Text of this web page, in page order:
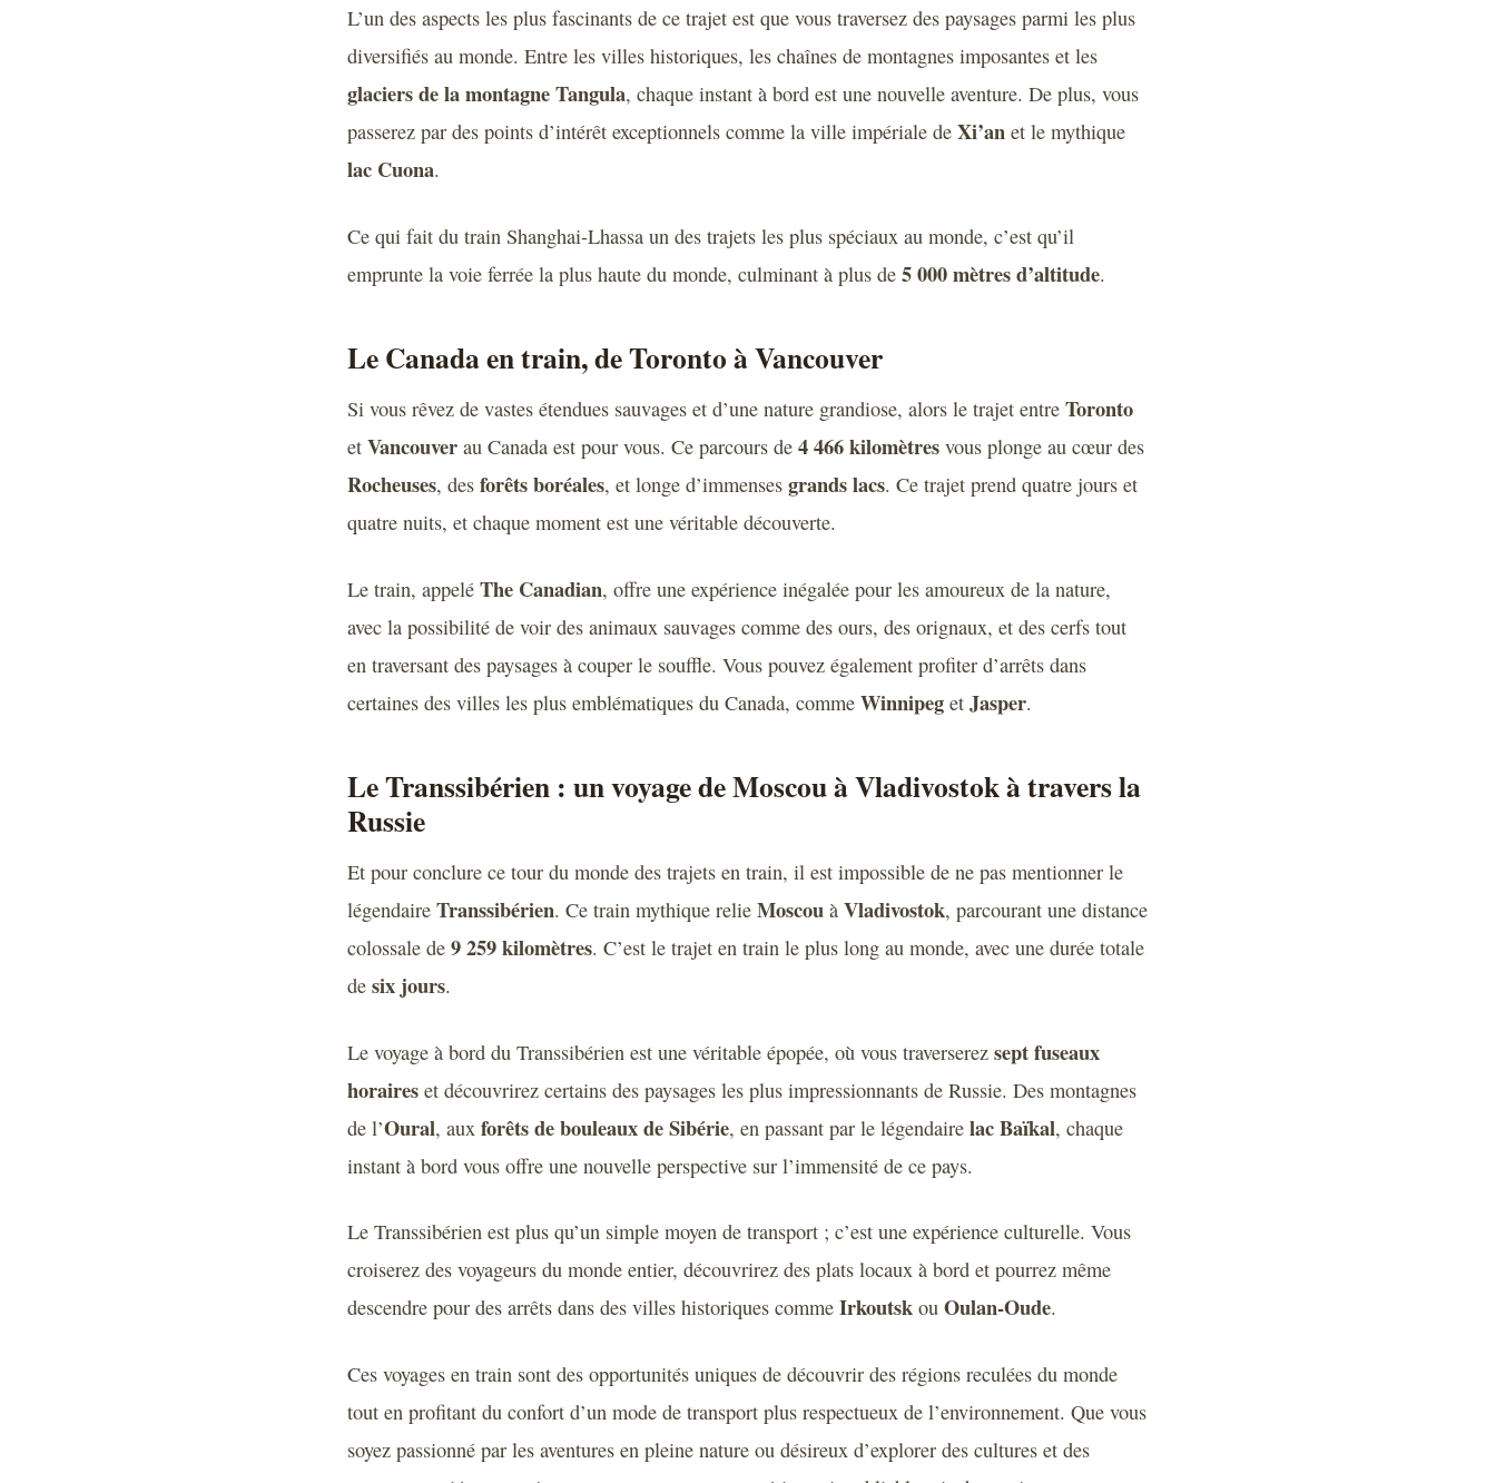
L’un des aspects les plus fascinants de ce trajet est que vous traversez des paysages parmi les plus
diversifiés au monde. Entre les villes historiques, les chaînes de montagnes imposantes et les
glaciers de la montagne Tangula, chaque instant à bord est une nouvelle aventure. De plus, vous
passerez par des points d’intérêt exceptionnels comme la ville impériale de Xi’an et le mythique
lac Cuona.
Ce qui fait du train Shanghai-Lhassa un des trajets les plus spéciaux au monde, c’est qu’il
emprunte la voie ferrée la plus haute du monde, culminant à plus de 5 000 mètres d’altitude.
Le Canada en train, de Toronto à Vancouver
Si vous rêvez de vastes étendues sauvages et d’une nature grandiose, alors le trajet entre Toronto
et Vancouver au Canada est pour vous. Ce parcours de 4 466 kilomètres vous plonge au cœur des
Rocheuses, des forêts boréales, et longe d’immenses grands lacs. Ce trajet prend quatre jours et
quatre nuits, et chaque moment est une véritable découverte.
Le train, appelé The Canadian, offre une expérience inégalée pour les amoureux de la nature,
avec la possibilité de voir des animaux sauvages comme des ours, des orignaux, et des cerfs tout
en traversant des paysages à couper le souffle. Vous pouvez également profiter d’arrêts dans
certaines des villes les plus emblématiques du Canada, comme Winnipeg et Jasper.
Le Transsibérien : un voyage de Moscou à Vladivostok à travers la
Russie
Et pour conclure ce tour du monde des trajets en train, il est impossible de ne pas mentionner le
légendaire Transsibérien. Ce train mythique relie Moscou à Vladivostok, parcourant une distance
colossale de 9 259 kilomètres. C’est le trajet en train le plus long au monde, avec une durée totale
de six jours.
Le voyage à bord du Transsibérien est une véritable épopée, où vous traverserez sept fuseaux
horaires et découvrirez certains des paysages les plus impressionnants de Russie. Des montagnes
de l’Oural, aux forêts de bouleaux de Sibérie, en passant par le légendaire lac Baïkal, chaque
instant à bord vous offre une nouvelle perspective sur l’immensité de ce pays.
Le Transsibérien est plus qu’un simple moyen de transport ; c’est une expérience culturelle. Vous
croiserez des voyageurs du monde entier, découvrirez des plats locaux à bord et pourrez même
descendre pour des arrêts dans des villes historiques comme Irkoutsk ou Oulan-Oude.
Ces voyages en train sont des opportunités uniques de découvrir des régions reculées du monde
tout en profitant du confort d’un mode de transport plus respectueux de l’environnement. Que vous
soyez passionné par les aventures en pleine nature ou désireux d’explorer des cultures et des